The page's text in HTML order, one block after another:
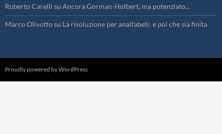
Roberto Carelli su Ancora Gorman-Holbert, ma potenziato…
Marco Olivottosu La risoluzione per analfabeti: e poi che sia finita
Proudly powered by WordPress